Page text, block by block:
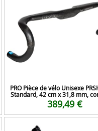
PRO Pièce de vélo Unisexe
Standard, 42 cm x 31,8 mm,
389,49 €